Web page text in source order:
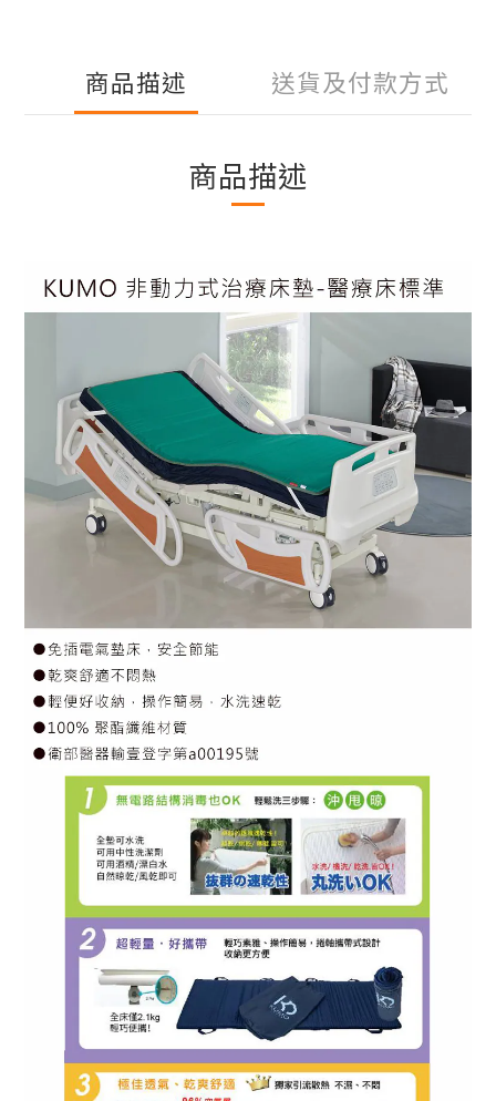
商品描述 送貨及付款方式
商品描述